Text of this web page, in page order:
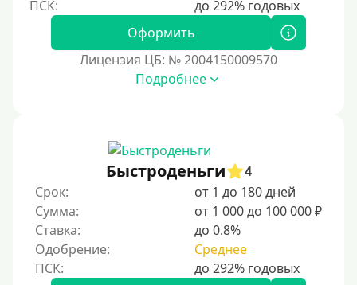
Без прописки
С временной регистрацией
Пенсионерам до 70 лет
Пенсионерам до 75 лет
Пенсионерам до 80 лет
Пенсионерам до 85 лет
Безработным
Оформить
Лицензия ЦБ: № 2004150009570
Подробнее
Быстроденьги
4
Срок:
от 1 до 180 дней
Сумма:
от 1 000 до 100 000 ₽
Ставка:
до 0.8%
Одобрение:
Среднее